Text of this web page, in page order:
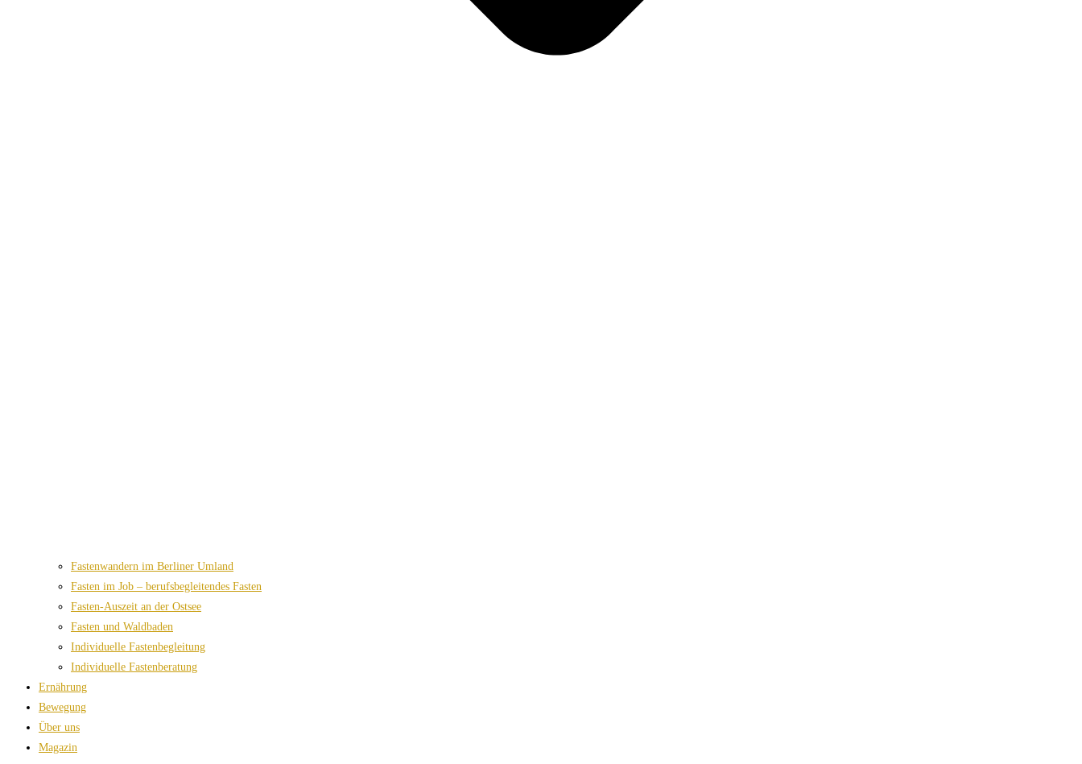
Fastenwandern im Berliner Umland
Fasten im Job – berufsbegleitendes Fasten
Fasten-Auszeit an der Ostsee
Fasten und Waldbaden
Individuelle Fastenbegleitung
Individuelle Fastenberatung
Ernährung
Bewegung
Über uns
Magazin